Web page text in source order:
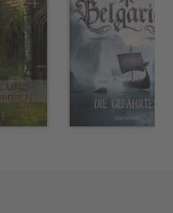
Verfasser
und
Er lebt mit seiner